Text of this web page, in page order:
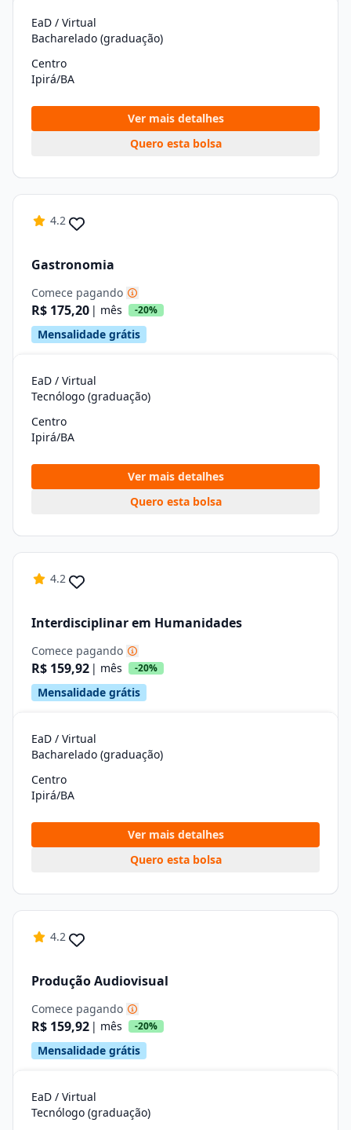
EaD / Virtual
Bacharelado (graduação)
Centro
Ipirá/BA
Ver mais detalhes
Quero esta bolsa
4.2
Gastronomia
Comece pagando
R$ 175,20 | mês -20%
Mensalidade grátis
EaD / Virtual
Tecnólogo (graduação)
Centro
Ipirá/BA
Ver mais detalhes
Quero esta bolsa
4.2
Interdisciplinar em Humanidades
Comece pagando
R$ 159,92 | mês -20%
Mensalidade grátis
EaD / Virtual
Bacharelado (graduação)
Centro
Ipirá/BA
Ver mais detalhes
Quero esta bolsa
4.2
Produção Audiovisual
Comece pagando
R$ 159,92 | mês -20%
Mensalidade grátis
EaD / Virtual
Tecnólogo (graduação)